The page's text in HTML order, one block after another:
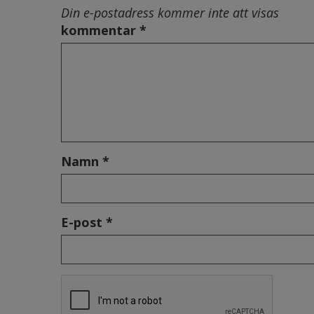
Din e-postadress kommer inte att visas
kommentar *
Namn *
E-post *